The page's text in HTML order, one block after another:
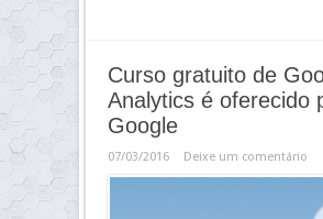
Curso gratuito de
Analytics é oferecido
Google
07/03/2016 Deixe um comentário